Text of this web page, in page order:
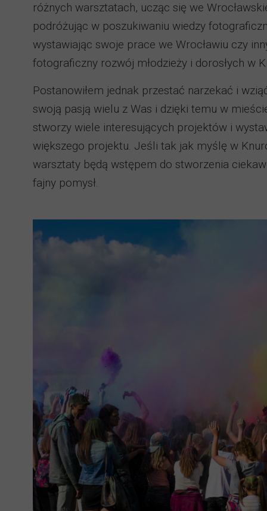
różnych warsztatach, ucząc się we
podróżując w poszukiwaniu wiedzy
wystawiając swoje prace we Wrocławiu czy
fotograficzny rozwój młodzieży i dorosłych w
Postanowiłem jednak przestać narzekać i
swoją pasją wielu z Was i dzięki temu w
stworzy wiele interesujących projektów i
większego projektu. Jeśli tak jak myślę w
warsztaty będą wstępem do stworzenia
fajny pomysł.